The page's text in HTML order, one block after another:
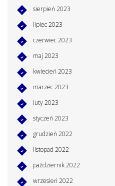
sierpień 2023
lipiec 2023
czerwiec 2023
maj 2023
kwiecień 2023
marzec 2023
luty 2023
styczeń 2023
grudzień 2022
listopad 2022
październik 2022
wrzesień 2022